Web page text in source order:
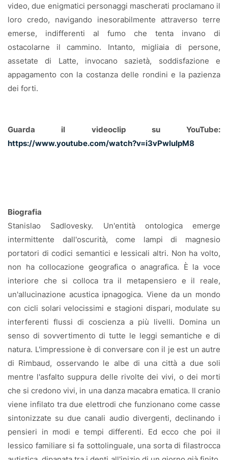
video, due enigmatici personaggi mascherati proclamano il
loro credo, navigando inesorabilmente attraverso terre
emerse, indifferenti al fumo che tenta invano di
ostacolarne il cammino. Intanto, migliaia di persone,
assetate di Latte, invocano sazietà, soddisfazione e
appagamento con la costanza delle rondini e la pazienza
dei forti.
Guarda il videoclip su YouTube:
https://www.youtube.com/watch?v=i3vPwluIpM8
Biografia
Stanislao Sadlovesky. Un'entità ontologica emerge
intermittente dall'oscurità, come lampi di magnesio
portatori di codici semantici e lessicali altri. Non ha volto,
non ha collocazione geografica o anagrafica. È la voce
interiore che si colloca tra il metapensiero e il reale,
un'allucinazione acustica ipnagogica. Viene da un mondo
con cicli solari velocissimi e stagioni dispari, modulate su
interferenti flussi di coscienza a più livelli. Domina un
senso di sovvertimento di tutte le leggi semantiche e di
natura. L'impressione è di conversare con il je est un autre
di Rimbaud, osservando le albe di una città a due soli
mentre l'asfalto suppura delle rivolte dei vivi, o dei morti
che si credono vivi, in una danza macabra ematica. Il cranio
viene infilato tra due elettrodi che funzionano come casse
sintonizzate su due canali audio divergenti, declinando i
pensieri in modi e tempi differenti. Ed ecco che poi il
lessico familiare si fa sottolinguale, una sorta di filastrocca